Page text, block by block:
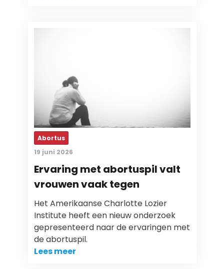
Abortus
19 juni 2026
Ervaring met abortuspil valt
vrouwen vaak tegen
Het Amerikaanse Charlotte Lozier
Institute heeft een nieuw onderzoek
gepresenteerd naar de ervaringen met
de abortuspil.
Lees meer